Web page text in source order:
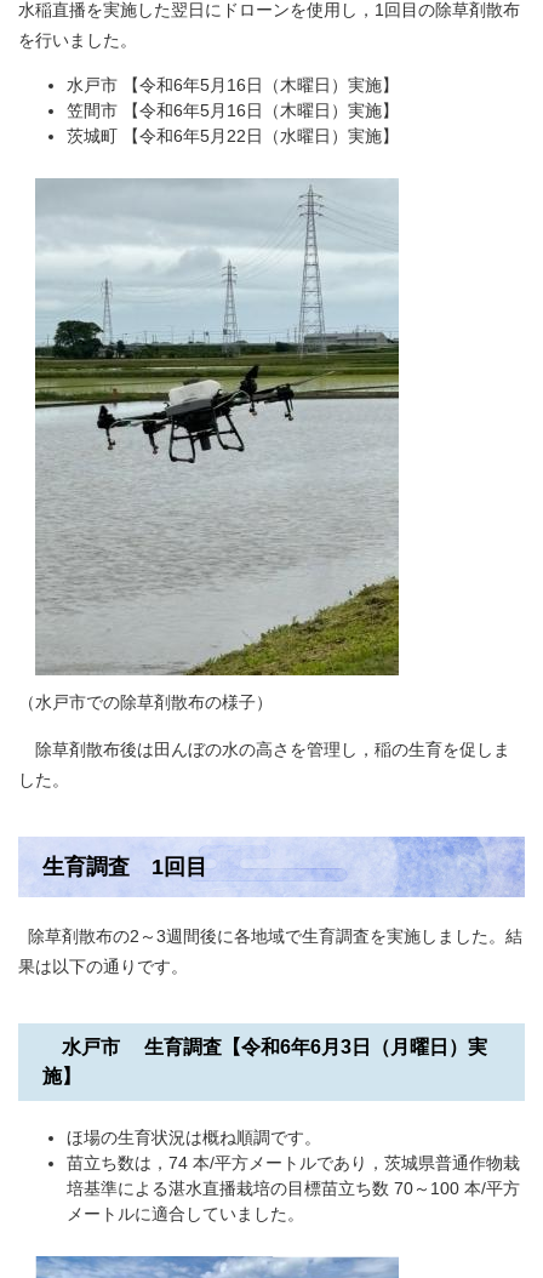
水稲直播を実施した翌日にドローンを使用し，1回目の除草剤散布
を行いました。
水戸市 【令和6年5月16日（木曜日）実施​】
笠間市 【令和6年5月16日（木曜日）実施​】
茨城町 【令和6年5月22日（水曜日）実施​】
（水戸市での除草剤散布の様子）
除草剤散布後は田んぼの水の高さを管理し，稲の生育を促しま
した。
生育調査 1回目
除草剤散布の2～3週間後に各地域で生育調査を実施しました。結
果は以下の通りです。
水戸市 生育調査【令和6年6月3日（月曜日）実
施​】
ほ場の生育状況は概ね順調です。
苗立ち数は，74 本/平方メートルであり，茨城県普通作物栽
培基準による湛水直播栽培の目標苗立ち数 70～100 本/平方
メートルに適合していました。